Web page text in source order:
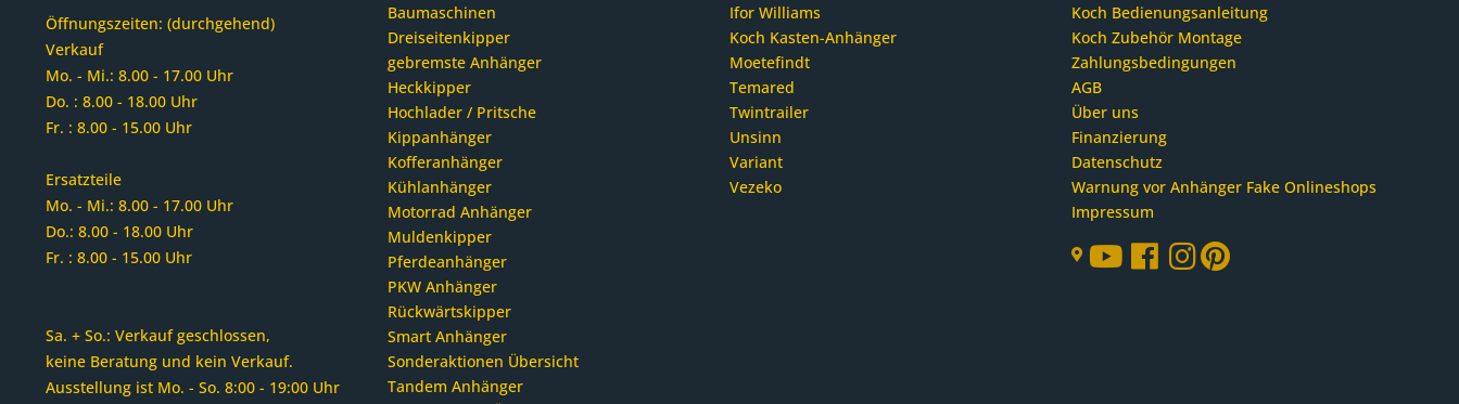
Öffnungszeiten: (durchgehend)
Verkauf
Mo. - Mi.: 8.00 - 17.00 Uhr
Do. : 8.00 - 18.00 Uhr
Fr. : 8.00 - 15.00 Uhr
Ersatzteile
Mo. - Mi.: 8.00 - 17.00 Uhr
Do.: 8.00 - 18.00 Uhr
Fr. : 8.00 - 15.00 Uhr
Sa. + So.: Verkauf geschlossen,
keine Beratung und kein Verkauf.
Ausstellung ist Mo. - So. 8:00 - 19:00 Uhr
Baumaschinen
Dreiseitenkipper
gebremste Anhänger
Heckkipper
Hochlader / Pritsche
Kippanhänger
Kofferanhänger
Kühlanhänger
Motorrad Anhänger
Muldenkipper
Pferdeanhänger
PKW Anhänger
Rückwärtskipper
Smart Anhänger
Sonderaktionen Übersicht
Tandem Anhänger
Ifor Williams
Koch Kasten-Anhänger
Moetefindt
Temared
Twintrailer
Unsinn
Variant
Vezeko
Koch Bedienungsanleitung
Koch Zubehör Montage
Zahlungsbedingungen
AGB
Über uns
Finanzierung
Datenschutz
Warnung vor Anhänger Fake Onlineshops
Impressum